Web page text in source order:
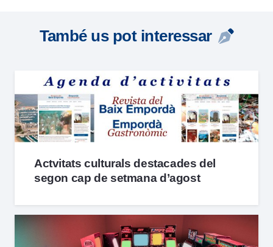
També us pot interessar
Actvitats culturals destacades del
segon cap de setmana d’agost